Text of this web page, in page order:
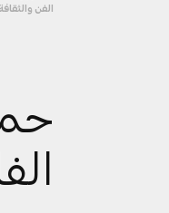
الفن والثقافة